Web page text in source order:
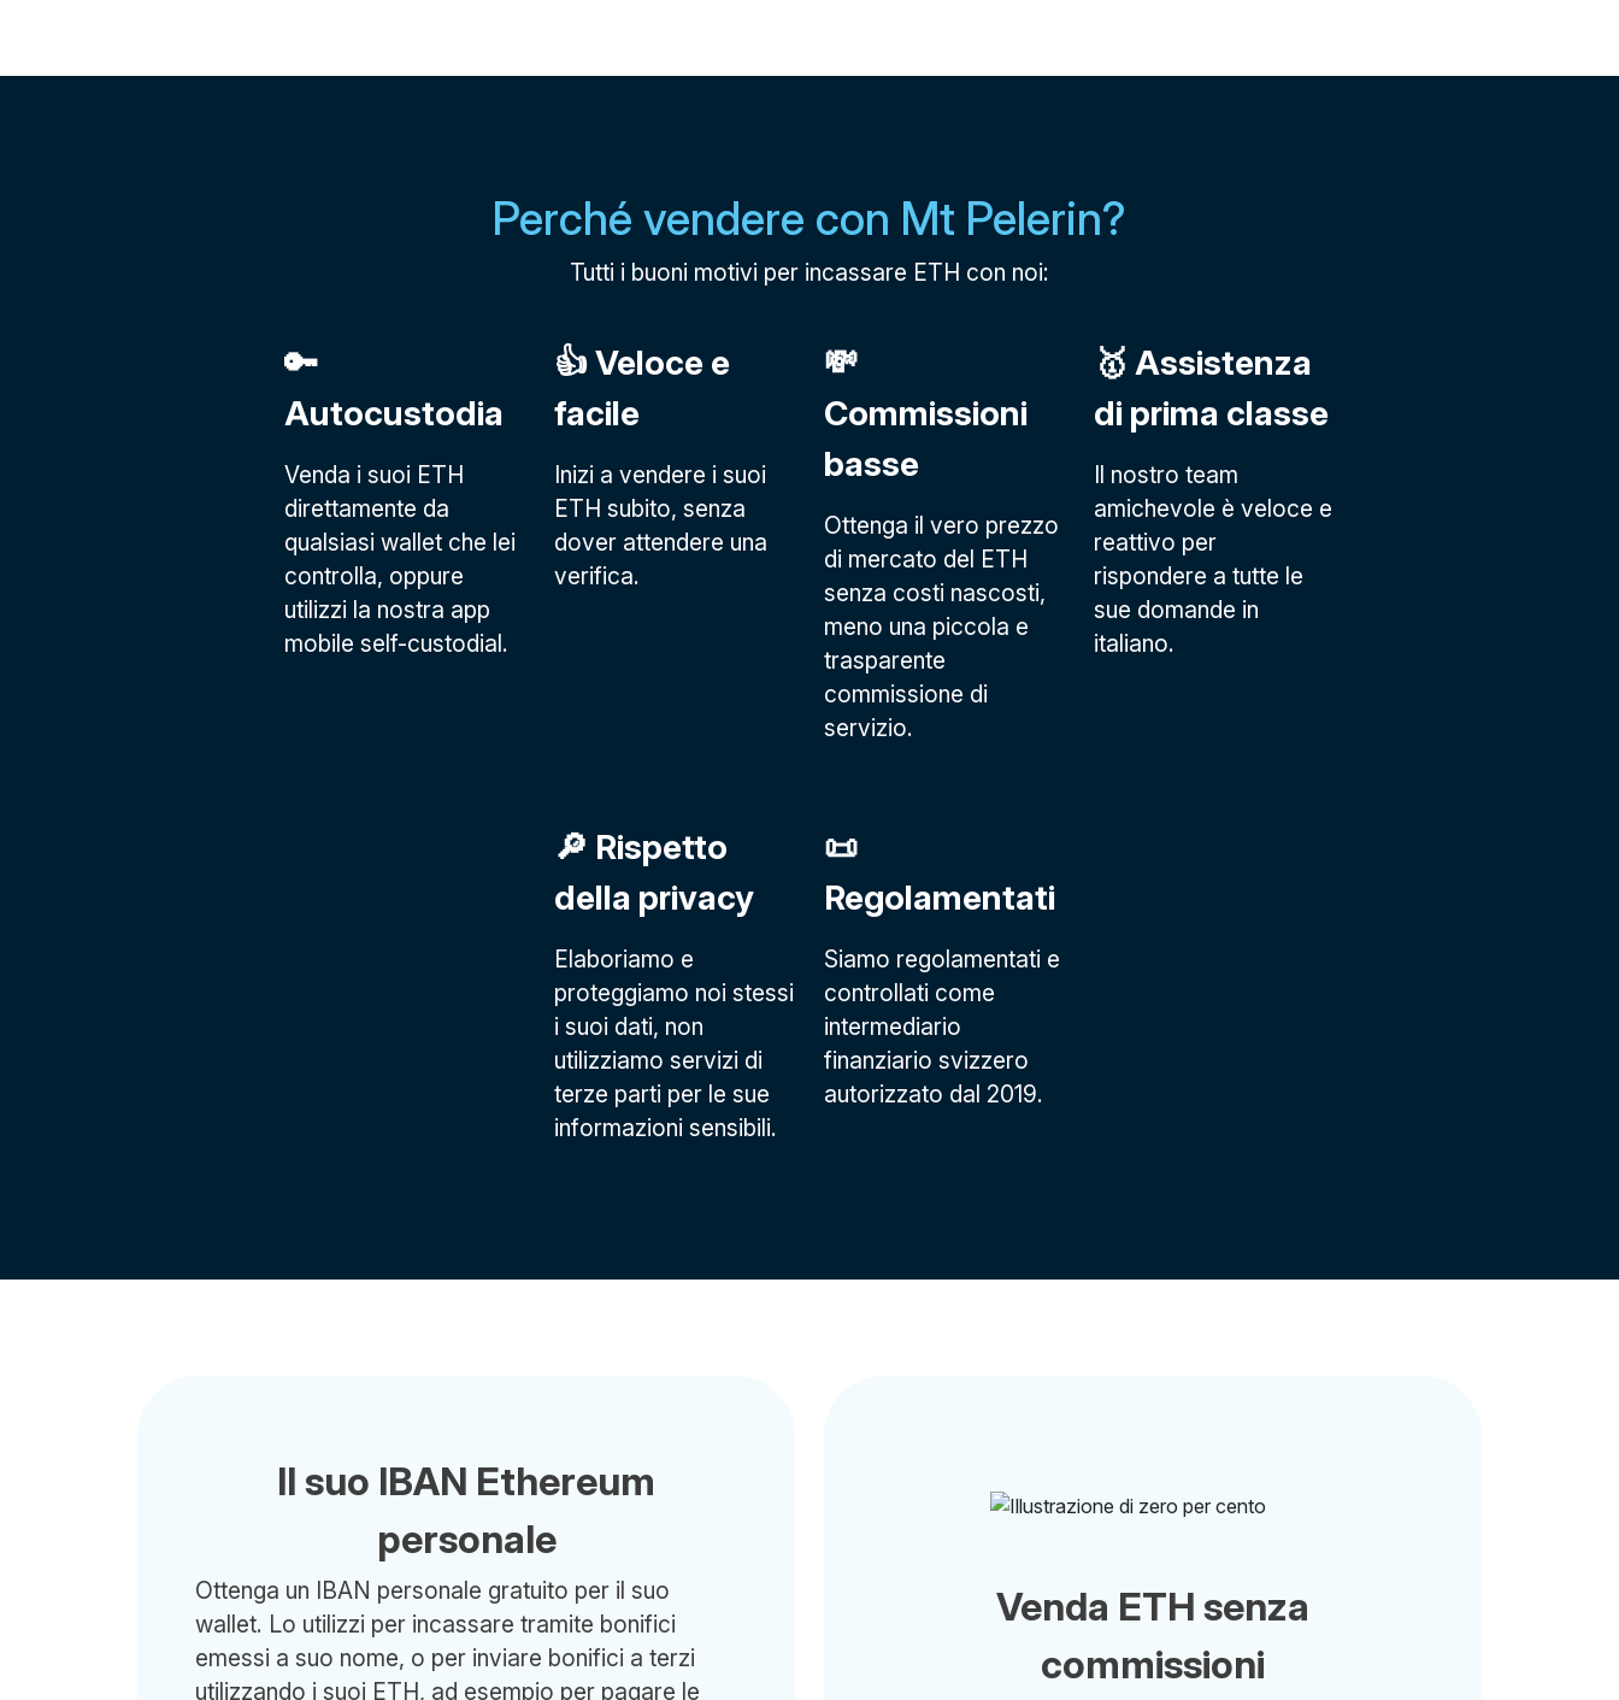
Perché vendere con Mt Pelerin?
Tutti i buoni motivi per incassare ETH con noi:
🔑
Autocustodia
Venda i suoi ETH
direttamente da
qualsiasi wallet che lei
controlla, oppure
utilizzi la nostra app
mobile self-custodial.
👍 Veloce e
facile
Inizi a vendere i suoi
ETH subito, senza
dover attendere una
verifica.
💸
Commissioni
basse
Ottenga il vero prezzo
di mercato del ETH
senza costi nascosti,
meno una piccola e
trasparente
commissione di
servizio.
🥇 Assistenza
di prima classe
Il nostro team
amichevole è veloce e
reattivo per
rispondere a tutte le
sue domande in
italiano.
🔎 Rispetto
della privacy
Elaboriamo e
proteggiamo noi stessi
i suoi dati, non
utilizziamo servizi di
terze parti per le sue
informazioni sensibili.
📜
Regolamentati
Siamo regolamentati e
controllati come
intermediario
finanziario svizzero
autorizzato dal 2019.
Il suo IBAN Ethereum
personale
Ottenga un IBAN personale gratuito per il suo
wallet. Lo utilizzi per incassare tramite bonifici
emessi a suo nome, o per inviare bonifici a terzi
utilizzando i suoi ETH, ad esempio per pagare le
Venda ETH senza
commissioni